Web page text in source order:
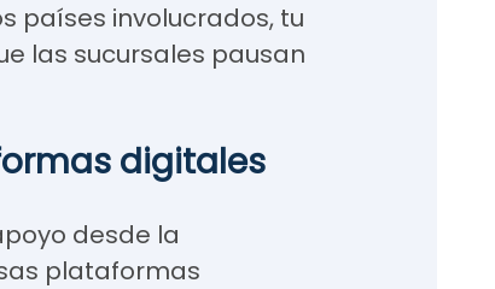
países involucrados, tu
las sucursales pausan
digitales
desde la
plataformas